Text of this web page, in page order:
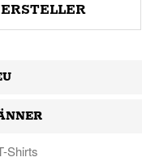
Shirts